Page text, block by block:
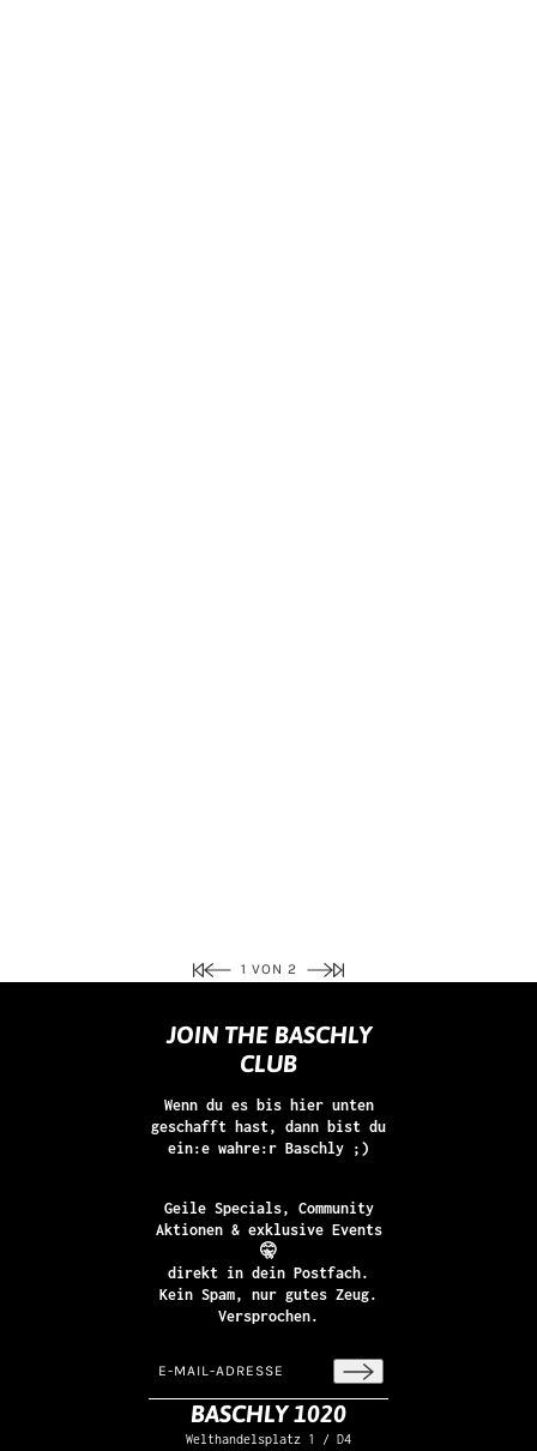
1 VON 2
JOIN THE BASCHLY
CLUB
Wenn du es bis hier unten
geschafft hast, dann bist du
ein:e wahre:r Baschly ;)
Geile Specials, Community
Aktionen & exklusive Events
🤫
direkt in dein Postfach.
Kein Spam, nur gutes Zeug.
Versprochen.
E-Mail-Adresse
Diese Website ist durch hCaptcha geschützt
BASCHLY 1020
Welthandelsplatz 1 / D4